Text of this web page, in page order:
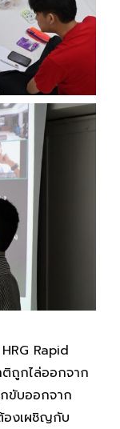
Rapid
ถูกไล่ออกจาก
ขับออกจาก
องเผชิญกับ